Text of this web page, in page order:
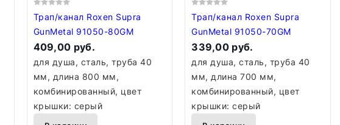
Трап/канал Roxen Supra
GunMetal 91050-80GM
409,00 руб.
для душа, сталь, труба 40
мм, длина 800 мм,
комбинированный, цвет
крышки: серый
Трап/канал Roxen Supra
GunMetal 91050-70GM
339,00 руб.
для душа, сталь, труба 40
мм, длина 700 мм,
комбинированный, цвет
крышки: серый